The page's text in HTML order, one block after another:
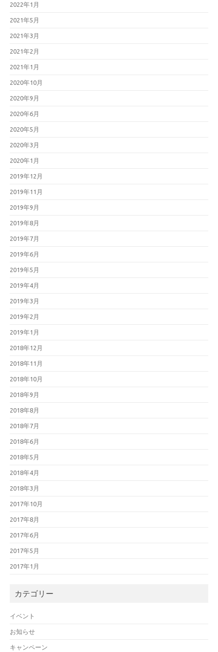
2022年1月
2021年5月
2021年3月
2021年2月
2021年1月
2020年10月
2020年9月
2020年6月
2020年5月
2020年3月
2020年1月
2019年12月
2019年11月
2019年9月
2019年8月
2019年7月
2019年6月
2019年5月
2019年4月
2019年3月
2019年2月
2019年1月
2018年12月
2018年11月
2018年10月
2018年9月
2018年8月
2018年7月
2018年6月
2018年5月
2018年4月
2018年3月
2017年10月
2017年8月
2017年6月
2017年5月
2017年1月
カテゴリー
イベント
お知らせ
キャンペーン